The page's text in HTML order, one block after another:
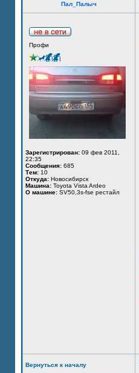
Пал_Палыч
Профи
Зарегистрирован: 09 фев 2011,
22:35
Сообщения: 685
Тем: 10
Откуда: Новосибирск
Машина: Toyota Vista Ardeo
О машине: SV50,3s-fse рестайл
Вернуться к началу